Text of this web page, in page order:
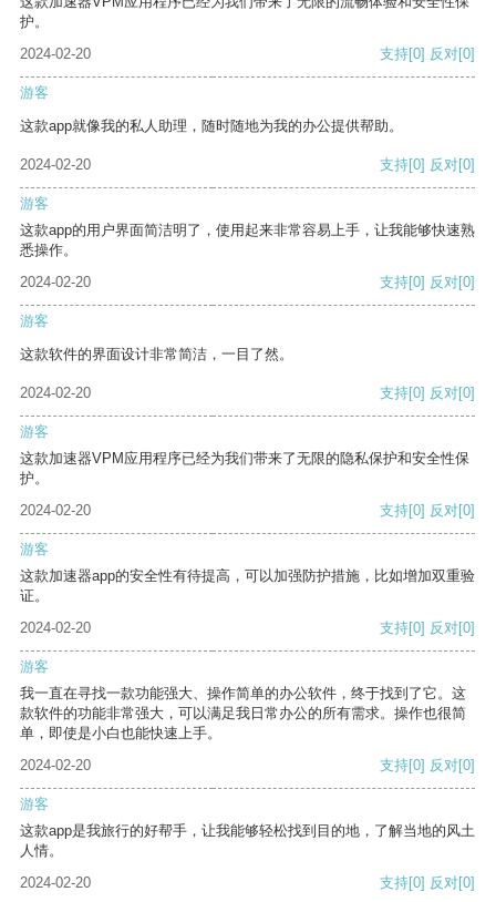
护。
2024-02-20
支持[0] 反对[0]
游客
这款app就像我的私人助理，随时随地为我的办公提供帮助。
2024-02-20 支持[0] 反对[0]
游客
这款app的用户界面简洁明了，使用起来非常容易上手，让我能够快速熟
悉操作。
2024-02-20
支持[0] 反对[0]
游客
这款软件的界面设计非常简洁，一目了然。
2024-02-20 支持[0] 反对[0]
游客
这款加速器VPM应用程序已经为我们带来了无限的隐私保护和安全性保
护。
2024-02-20
支持[0] 反对[0]
游客
这款加速器app的安全性有待提高，可以加强防护措施，比如增加双重验
证。
2024-02-20
支持[0] 反对[0]
游客
我一直在寻找一款功能强大、操作简单的办公软件，终于找到了它。这
款软件的功能非常强大，可以满足我日常办公的所有需求。操作也很简
单，即使是小白也能快速上手。
2024-02-20
支持[0] 反对[0]
游客
这款app是我旅行的好帮手，让我能够轻松找到目的地，了解当地的风土
人情。
2024-02-20
支持[0] 反对[0]